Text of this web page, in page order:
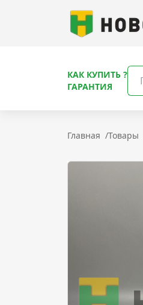
КАК КУПИТЬ ?
ГАРАНТИЯ
Главная /Товары